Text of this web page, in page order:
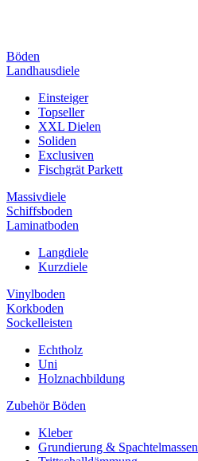
Böden
Landhausdiele
Einsteiger
Topseller
XXL Dielen
Soliden
Exclusiven
Fischgrät Parkett
Massivdiele
Schiffsboden
Laminatboden
Langdiele
Kurzdiele
Vinylboden
Korkboden
Sockelleisten
Echtholz
Uni
Holznachbildung
Zubehör Böden
Kleber
Grundierung & Spachtelmassen